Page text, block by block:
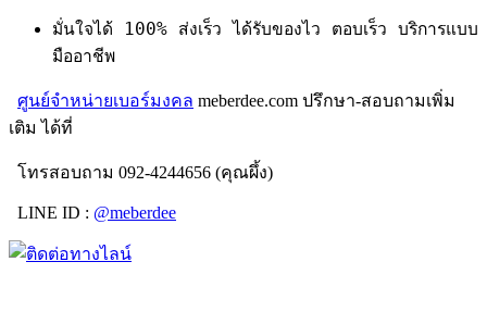
มั่นใจได้ 100% ส่งเร็ว ได้รับของไว ตอบเร็ว บริการแบบ
มืออาชีพ
ศูนย์จำหน่ายเบอร์มงคล meberdee.com ปรึกษา-สอบถามเพิ่ม
เติม ได้ที่
โทรสอบถาม 092-4244656 (คุณผึ้ง)
LINE ID : @meberdee